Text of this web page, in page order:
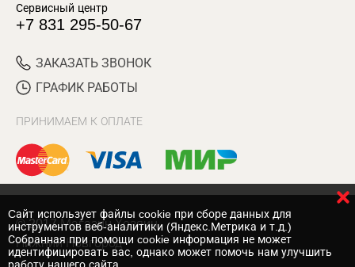
Сервисный центр
+7 831 295-50-67
ЗАКАЗАТЬ ЗВОНОК
ГРАФИК РАБОТЫ
ПРИНИМАЕМ К ОПЛАТЕ
© 2017 Магазин Хозяин
Нижний Новгород
Cайт использует файлы cookie при сборе данных для
инструментов веб-аналитики (Яндекс.Метрика и т.д.)
Собранная при помощи cookie информация не может
идентифицировать вас, однако может помочь нам улучшить